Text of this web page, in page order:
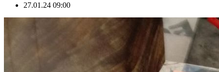
27.01.24 09:00